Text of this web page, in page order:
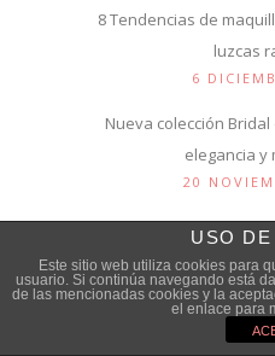
8 Tendencias de
luzcas
6
Nueva colección
elegancia y
20
¿Casarte con gafas o
que nadie te
13
Cómo organizar una
USO
Este sitio web utiliza cookies para
usuario. Si continúa navegando está
de las mencionadas cookies y la
el enlace para